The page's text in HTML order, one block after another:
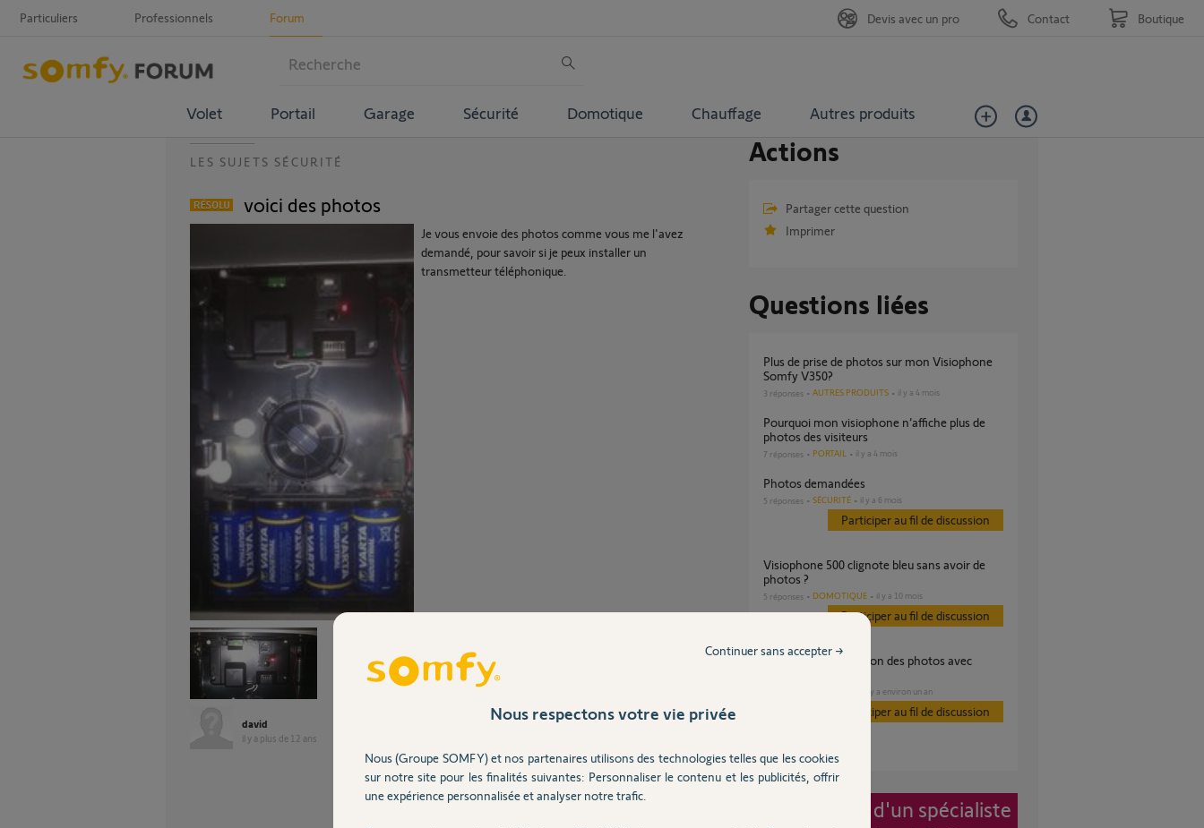
Particuliers Professionnels Forum
Volet Portail Garage Sécurité Domotique Chauffage Autres produits
Devis avec un pro Contact Boutique
LES SUJETS SÉCURITÉ
voici des photos
Je vous envoie des photos comme vous me l'avez
demandé, pour savoir si je peux installer un
transmetteur téléphonique.
david
il y a plus de 12 ans
Partager cette question
Actions
Partager cette question
Imprimer
Questions liées
Plus de prise de photos sur mon Visiophone
Somfy V350?
3 réponses AUTRES PRODUITS il y a 4 mois
Pourquoi mon visiophone n’affiche plus de
photos des visiteurs
7 réponses PORTAIL il y a 4 mois
Photos demandées
5 réponses SÉCURITÉ il y a 6 mois
Participer au fil de discussion
Visiophone 500 clignote bleu sans avoir de
photos ?
5 réponses DOMOTIQUE il y a 10 mois
Participer au fil de discussion
Problème récupération des photos avec
il y a environ un an
Participer au fil de discussion
Intervention d'un spécialiste
Nous respectons votre vie privée
Nous (Groupe SOMFY) et nos partenaires utilisons des technologies telles que les cookies
sur notre site pour les finalités suivantes: Personnaliser le contenu et les publicités, offrir
une expérience personnalisée et analyser notre trafic.
Continuer sans accepter →